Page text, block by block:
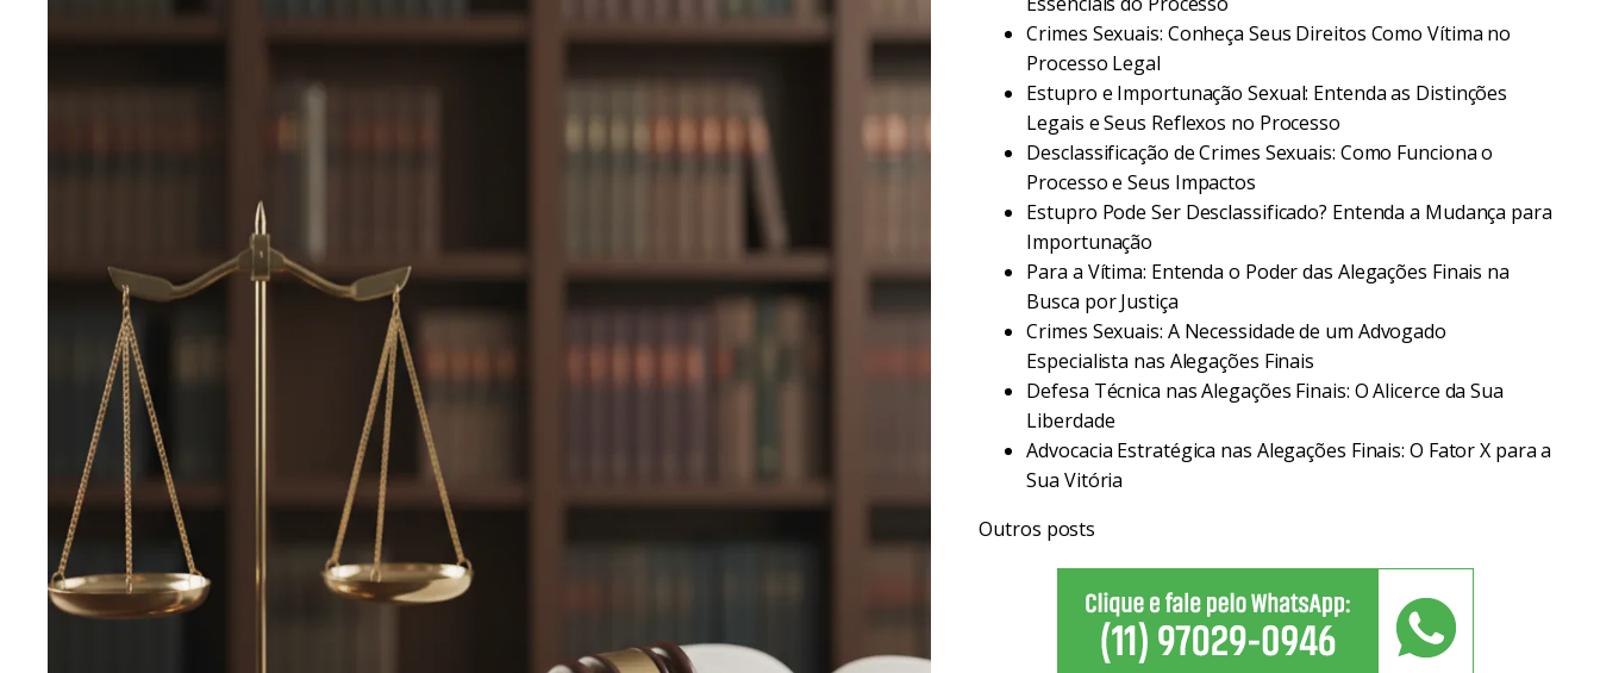
Crimes Sexuais: Conheça Seus Direitos Como Vítima no
Processo Legal
Estupro e Importunação Sexual: Entenda as Distinções
Legais e Seus Reflexos no Processo
Desclassificação de Crimes Sexuais: Como Funciona o
Processo e Seus Impactos
Estupro Pode Ser Desclassificado? Entenda a Mudança para
Importunação
Para a Vítima: Entenda o Poder das Alegações Finais na
Busca por Justiça
Crimes Sexuais: A Necessidade de um Advogado
Especialista nas Alegações Finais
Defesa Técnica nas Alegações Finais: O Alicerce da Sua
Liberdade
Advocacia Estratégica nas Alegações Finais: O Fator X para a
Sua Vitória
Outros posts